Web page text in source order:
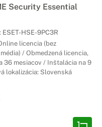
Security Essential
ESET-HSE-9PC3R
licencia (bez
/ Obmedzená licencia,
36 mesiacov / Inštalácia na 9
lokalizácia: Slovenská